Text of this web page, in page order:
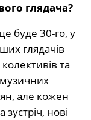
глядача?
це буде 30-го, у
глядачів
та
музичних
але кожен
нові